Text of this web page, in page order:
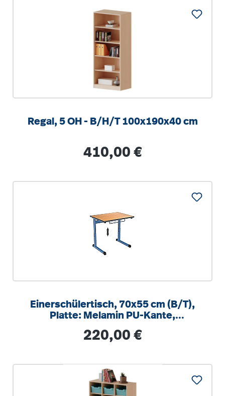
Regal, 5 OH - B/H/T 100x190x40 cm
Regulärer Preis:
410,00 €
Einerschülertisch, 70x55 cm (B/T),
Platte: Melamin PU-Kante,
Regulärer Preis:
220,00 €